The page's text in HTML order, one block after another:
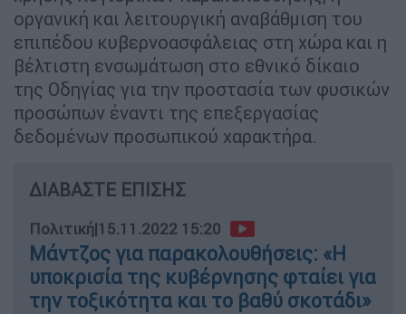
οργανική και λειτουργική αναβάθμιση του
επιπέδου κυβερνοασφάλειας στη χώρα και η
βέλτιστη ενσωμάτωση στο εθνικό δίκαιο
της Οδηγίας για την προστασία των φυσικών
προσώπων έναντι της επεξεργασίας
δεδομένων προσωπικού χαρακτήρα.
ΔΙΑΒΑΣΤΕ ΕΠΙΣΗΣ
Πολιτική|15.11.2022 15:20
Μάντζος για παρακολουθήσεις: «Η
υποκρισία της κυβέρνησης φταίει για
την τοξικότητα και το βαθύ σκοτάδι»